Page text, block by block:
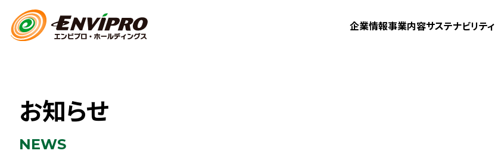
企業情報事業内容サステナビリティ
お知らせ
NEWS